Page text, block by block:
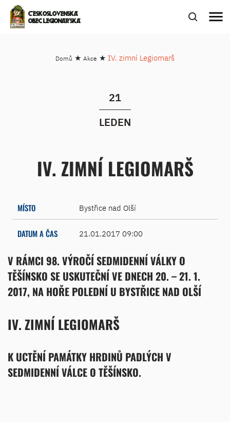
ČESKOSLOVENSKÁ
OBEC LEGIONÁŘSKÁ
menu
Domů ★ Akce ★ IV. zimní Legiomarš
21
LEDEN
IV. ZIMNÍ LEGIOMARŠ
MÍSTO Bystřice nad Olší
DATUM A ČAS 21.01.2017 09:00
V RÁMCI 98. VÝROČÍ SEDMIDENNÍ VÁLKY O
TĚŠÍNSKO SE USKUTEČNÍ VE DNECH 20. – 21. 1.
2017, NA HOŘE POLEDNÍ U BYSTŘICE NAD OLŠÍ
IV. ZIMNÍ LEGIOMARŠ
K UCTĚNÍ PAMÁTKY HRDINŮ PADLÝCH V
SEDMIDENNÍ VÁLCE O TĚŠÍNSKO.